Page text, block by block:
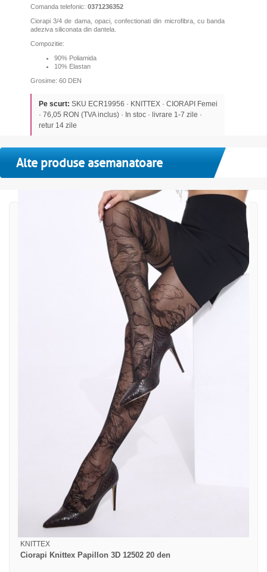
Comanda telefonic: 0371236352
Ciorapi 3/4 de dama, opaci, confectionati din microfibra, cu banda
adeziva siliconata din dantela.
Compozitie:
90% Poliamida
10% Elastan
Grosime: 60 DEN
Pe scurt: SKU ECR19956 · KNITTEX · CIORAPI Femei
· 76,05 RON (TVA inclus) · In stoc · livrare 1-7 zile ·
retur 14 zile
Alte produse asemanatoare
KNITTEX
Ciorapi Knittex Papillon 3D 12502 20 den